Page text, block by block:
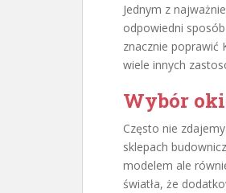
Jednym z
odpowiedni
znacznie poprawić
wiele innych
Wybór
Często nie
sklepach
modelem ale
światła, że